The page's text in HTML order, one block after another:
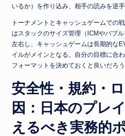
いるか）を作り込み、相手の読みを逆
トーナメントとキャッシュゲームでの
はスタックのサイズ管理（ICMやバブ
左右し、キャッシュゲームは長期的な
イルがメインとなる。自分の目標に合
フォーマットを決めておくと良いだろう
安全性・規約・
因：日本のプレ
えるべき実務的